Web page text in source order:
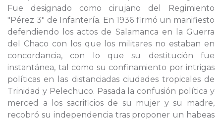
Fue designado como cirujano del Regimiento
"Pérez 3" de Infantería. En 1936 firmó un manifiesto
defendiendo los actos de Salamanca en la Guerra
del Chaco con los que los militares no estaban en
concordancia, con lo que su destitución fue
instantánea, tal como su confinamiento por intrigas
políticas en las distanciadas ciudades tropicales de
Trinidad y Pelechuco. Pasada la confusión política y
merced a los sacrificios de su mujer y su madre,
recobró su independencia tras proponer un habeas